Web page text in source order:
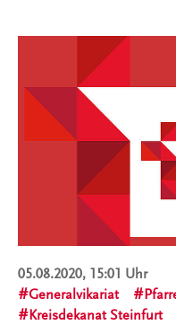
05.08.2020, 15:01 Uhr
Generalvikariat
Kreisdekanat Steinfurt